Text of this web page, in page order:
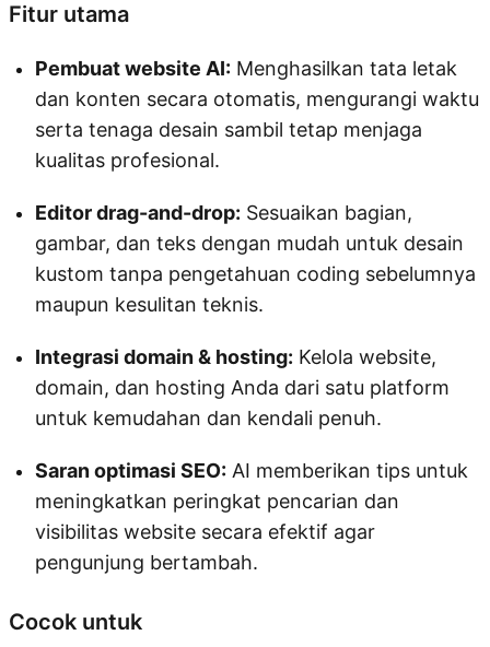
Fitur utama
Pembuat website AI: Menghasilkan tata letak
dan konten secara otomatis, mengurangi waktu
serta tenaga desain sambil tetap menjaga
kualitas profesional.
Editor drag-and-drop: Sesuaikan bagian,
gambar, dan teks dengan mudah untuk desain
kustom tanpa pengetahuan coding sebelumnya
maupun kesulitan teknis.
Integrasi domain & hosting: Kelola website,
domain, dan hosting Anda dari satu platform
untuk kemudahan dan kendali penuh.
Saran optimasi SEO: AI memberikan tips untuk
meningkatkan peringkat pencarian dan
visibilitas website secara efektif agar
pengunjung bertambah.
Cocok untuk